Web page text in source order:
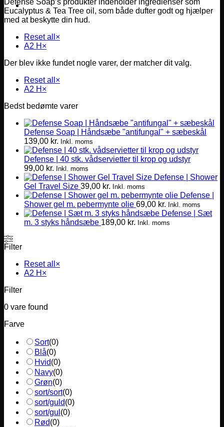
Eucalyptus & Tea Tree oil, som både dufter godt og hjælper
med at beskytte din hud.
Reset all ×
A2 H ×
Der blev ikke fundet nogle varer, der matcher dit valg.
Reset all ×
A2 H ×
Bedst bedømte varer
Defense Soap | Håndsæbe "antifungal" + sæbeskål
139,00 kr. Inkl. moms
Defense | 40 stk. vådservietter til krop og udstyr
99,00 kr. Inkl. moms
Defense | Shower
Gel Travel Size 39,00 kr. Inkl. moms
Defense |
Shower gel m. pebermynte olie 69,00 kr. Inkl. moms
Defense | Sæt
m. 3 styks håndsæbe 189,00 kr. Inkl. moms
Filter
Reset all ×
A2 H ×
Filter
0 vare found
Farve
Sort(0)
Blå(0)
Hvid(0)
Navy(0)
Grøn(0)
sort/sort(0)
sort/guld(0)
sort/gul (0)
Rød(0)